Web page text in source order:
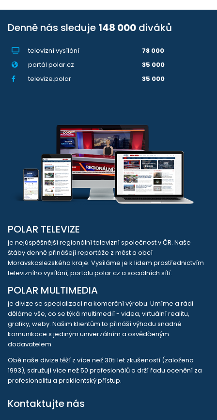
Denně nás sleduje 148 000 diváků
televizní vysílání
78 000
portál polar.cz
35 000
televize.polar
35 000
POLAR TELEVIZE
je nejúspěšnější regionální televizní společnost v ČR. Naše
štáby denně přinášejí reportáže z měst a obcí
Moravskoslezského kraje. Vysíláme je k lidem prostřednictvím
televizního vysílání, portálu polar.cz a sociálních sítí.
POLAR MULTIMEDIA
je divize se specializací na komerční výrobu. Umíme a rádi
děláme vše, co se týká multimedií - videa, virtuální realitu,
grafiky, weby. Našim klientům to přináší výhodu snadné
komunikace s jediným univerzálním a osvědčeným
dodavatelem.
Obě naše divize těží z více než 30ti let zkušeností (založeno
1993), sdružují více než 50 profesionálů a drží řadu ocenění za
profesionalitu a proklientský přístup.
Kontaktujte nás